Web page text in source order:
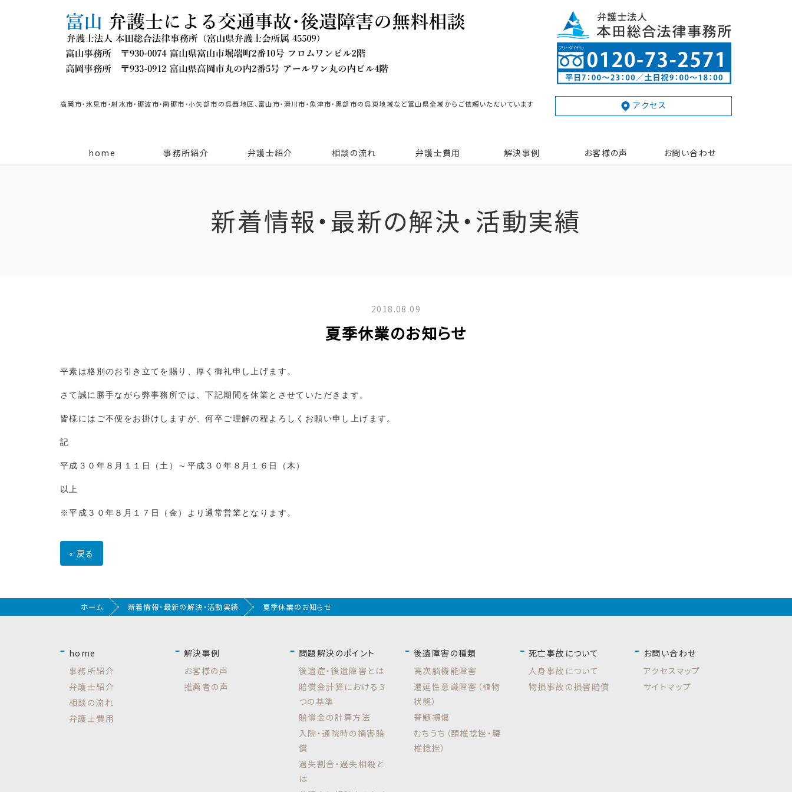
高岡市・氷見市・射水市・砺波市・南砺市・小矢部市の呉西地区、富山市・滑川市・魚津市・黒部市の呉東地域など富山県全域からご依頼いただいています アクセス
home 事務所紹介 弁護士紹介 相談の流れ 弁護士費用 解決事例 お客様の声 お問い合わせ
新着情報・最新の解決・活動実績
2018.08.09
夏季休業のお知らせ
平素は格別のお引き立てを賜り、厚く御礼申し上げます。
さて誠に勝手ながら弊事務所では、下記期間を休業とさせていただきます。
皆様にはご不便をお掛けしますが、何卒ご理解の程よろしくお願い申し上げます。
記
平成３０年８月１１日（土）～平成３０年８月１６日（木）
以上
※平成３０年８月１７日（金）より通常営業となります。
« 戻る
ホーム 新着情報・最新の解決・活動実績 夏季休業のお知らせ
home
事務所紹介
弁護士紹介
相談の流れ
弁護士費用
解決事例
お客様の声
推薦者の声
問題解決のポイント
後遺症・後遺障害とは
賠償金計算における３
つの基準
賠償金の計算方法
入院・通院時の損害賠
償
過失割合・過失相殺と
は
後遺障害の種類
高次脳機能障害
遷延性意識障害（植物
状態）
脊髄損傷
むちうち（頚椎捻挫・腰
椎捻挫）
死亡事故について
人身事故について
物損事故の損害賠償
お問い合わせ
アクセスマップ
サイトマップ